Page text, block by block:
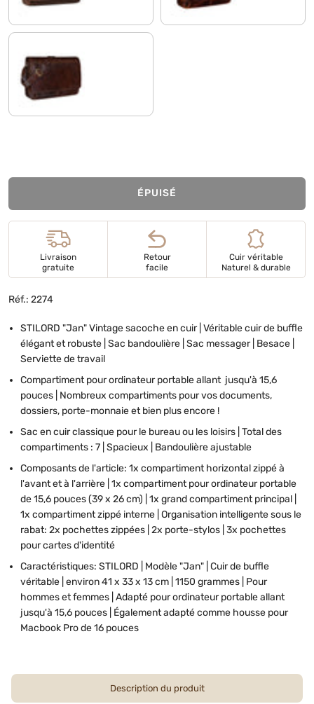
lyon - marron
ÉPUISÉ
Livraison
gratuite
Retour
facile
Cuir véritable
Naturel & durable
Réf.: 2274
STILORD "Jan" Vintage sacoche en cuir | Véritable cuir de buffle
élégant et robuste | Sac bandoulière | Sac messager | Besace |
Serviette de travail
Compartiment pour ordinateur portable allant jusqu'à 15,6
pouces | Nombreux compartiments pour vos documents,
dossiers, porte-monnaie et bien plus encore !
Sac en cuir classique pour le bureau ou les loisirs | Total des
compartiments : 7 | Spacieux | Bandoulière ajustable
Composants de l'article: 1x compartiment horizontal zippé à
l'avant et à l'arrière | 1x compartiment pour ordinateur portable
de 15,6 pouces (39 x 26 cm) | 1x grand compartiment principal |
1x compartiment zippé interne | Organisation intelligente sous le
rabat: 2x pochettes zippées | 2x porte-stylos | 3x pochettes
pour cartes d'identité
Caractéristiques: STILORD | Modèle "Jan" | Cuir de buffle
véritable | environ 41 x 33 x 13 cm | 1150 grammes | Pour
hommes et femmes | Adapté pour ordinateur portable allant
jusqu'à 15,6 pouces | Également adapté comme housse pour
Macbook Pro de 16 pouces
Description du produit